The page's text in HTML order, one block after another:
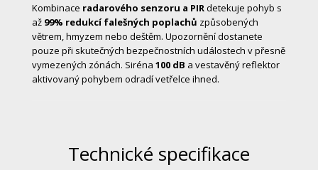
Kombinace radarového senzoru a PIR detekuje pohyb s
až 99% redukcí falešných poplachů způsobených
větrem, hmyzem nebo deštěm. Upozornění dostanete
pouze při skutečných bezpečnostních událostech v přesně
vymezených zónách. Siréna 100 dB a vestavěný reflektor
aktivovaný pohybem odradí vetřelce ihned.
Technické specifikace